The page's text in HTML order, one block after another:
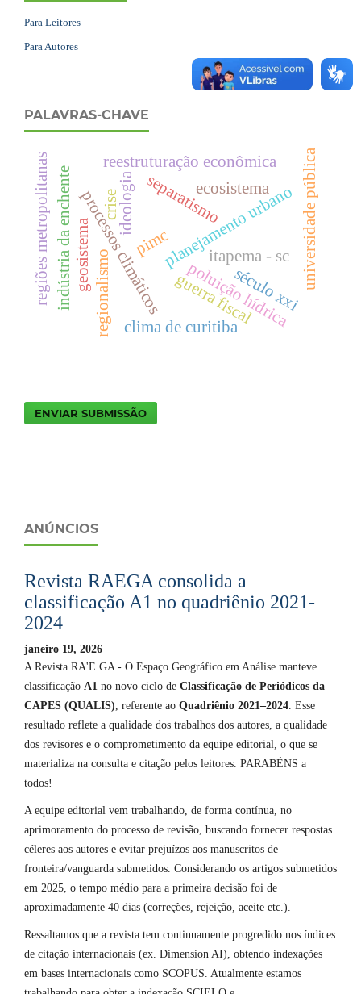
Para Leitores
Para Autores
PALAVRAS-CHAVE
planejamento urbano
ideologia
processos climáticos poluição hídrica
universidade pública
regionalismo
separatismo
clima de curitiba
crise
guerra fiscal
itapema - sc
reestruturação econômica
ecosistema
indústria da enchente pimc
geosistema
regiões metropolitanas século xxi
ENVIAR SUBMISSÃO
ANÚNCIOS
Revista RAEGA consolida a
classificação A1 no quadriênio 2021-
2024
janeiro 19, 2026
A Revista RA'E GA - O Espaço Geográfico em Análise manteve
classificação A1 no novo ciclo de Classificação de Periódicos da
CAPES (QUALIS), referente ao Quadriênio 2021–2024. Esse
resultado reflete a qualidade dos trabalhos dos autores, a qualidade
dos revisores e o comprometimento da equipe editorial, o que se
materializa na consulta e citação pelos leitores. PARABÉNS a
todos!
A equipe editorial vem trabalhando, de forma contínua, no
aprimoramento do processo de revisão, buscando fornecer respostas
céleres aos autores e evitar prejuízos aos manuscritos de
fronteira/vanguarda submetidos. Considerando os artigos submetidos
em 2025, o tempo médio para a primeira decisão foi de
aproximadamente 40 dias (correções, rejeição, aceite etc.).
Ressaltamos que a revista tem continuamente progredido nos índices
de citação internacionais (ex. Dimension AI), obtendo indexações
em bases internacionais como SCOPUS. Atualmente estamos